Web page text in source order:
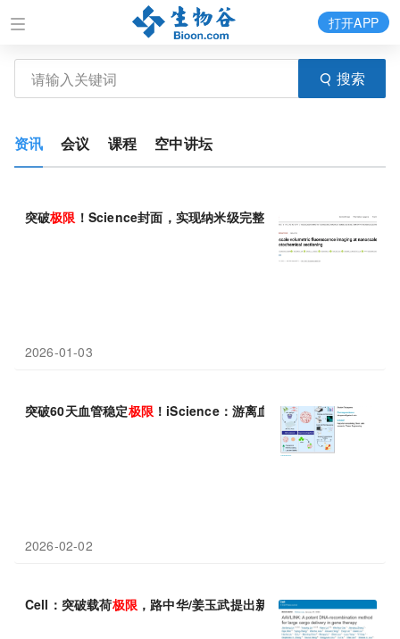
搜索
打开APP
资讯 会议 课程 空中讲坛
突破极限 ！Science封面，实现纳米级完整生物样本的荧光成像
2026-01-03
突破60天血管稳定极限！iScience：游离血管化间充质类器官重
2026-02-02
Cell：突破载荷极限，路中华/姜玉武提出新型基因治疗策略，攻